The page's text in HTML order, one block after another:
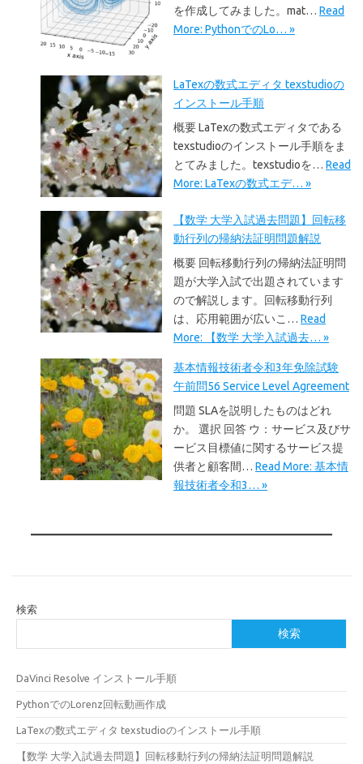
を作成してみました。mat… Read
More: PythonでのLo… »
LaTexの数式エディタ texstudioの
インストール手順
概要 LaTexの数式エディタである
texstudioのインストール手順をま
とてみました。texstudioを… Read
More: LaTexの数式エデ… »
【数学 大学入試過去問題】回転移
動行列の帰納法証明問題解説
概要 回転移動行列の帰納法証明問
題が大学入試で出題されています
ので解説します。回転移動行列
は、応用範囲が広いこ… Read
More: 【数学 大学入試過去… »
基本情報技術者令和3年免除試験
午前問56 Service Level Agreement
問題 SLAを説明したものはどれ
か。 選択 回答 ウ：サービス及びサ
ービス目標値に関するサービス提
供者と顧客間… Read More: 基本情
報技術者令和3… »
検索
検索
DaVinci Resolve インストール手順
PythonでのLorenz回転動画作成
LaTexの数式エディタ texstudioのインストール手順
【数学 大学入試過去問題】回転移動行列の帰納法証明問題解説